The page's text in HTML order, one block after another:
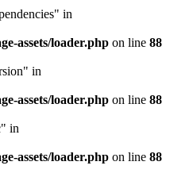
in
assets/loader.php on line 88
in
assets/loader.php on line 88
in
assets/loader.php on line 88